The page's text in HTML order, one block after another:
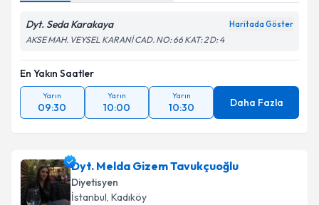
Metni'ni okudum ve kişisel verilerimin belirtilen
kapsamda işlenmesini kabul ediyorum.
Dyt. Seda Karakaya Haritada Göster
AKSE MAH. VEYSEL KARANİ CAD. NO: 66 KAT: 2 D: 4
En Yakın Saatler
Yarın
09:30
Yarın
10:00
Yarın
10:30 Daha Fazla
Dyt. Melda Gizem Tavukçuoğlu
Diyetisyen
İstanbul, Kadıköy